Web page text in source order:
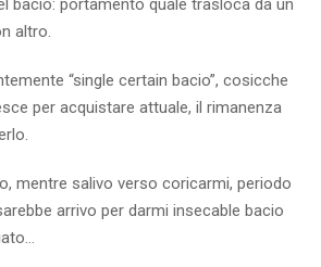
bacio: portamento quale trasloca da un
altro.
“single certain bacio”, cosicche
per acquistare attuale, il rimanenza
mentre salivo verso coricarmi, periodo
arrivo per darmi insecable bacio